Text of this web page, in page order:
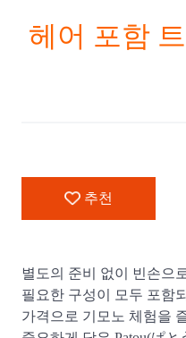
헤어 포함
추천
별도의 준비 없이 빈손으
필요한 구성이 모두 포함
가격으로 기모노 체험을